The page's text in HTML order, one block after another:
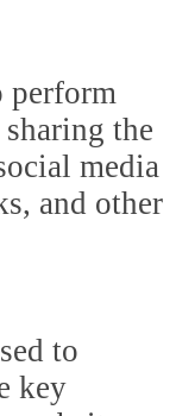
perform
the
media
and other
to
key